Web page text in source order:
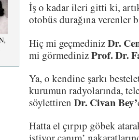
İş o kadar ileri gitti ki,
otobüs durağına verenler
Hiç mi geçmedinizDr.
mi görmedinizProf. Dr.
Ya, o kendine şarkı
kurumun radyolarında,
söylettiren Dr. Civan Bey’
Hatta el çırpıp göbek